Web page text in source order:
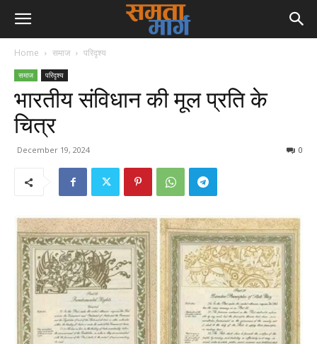
Home समाज परिदृश्य
समाज परिदृश्य
भारतीय संविधान की मूल प्रति के
चित्र
December 19, 2024 0